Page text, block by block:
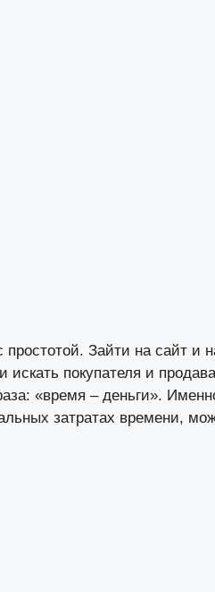
Зайти на сайт и
искать покупателя и
«время – деньги».
затратах времени,